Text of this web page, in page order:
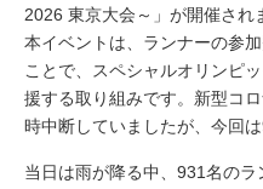
2026 東京大会～」が開催され
本イベントは、ランナーの参
ことで、スペシャルオリンピ
援する取り組みです。新型コ
時中断していましたが、今回
当日は雨が降る中、931名の